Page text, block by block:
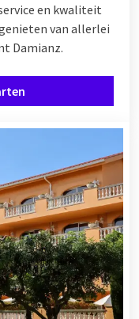
en kwaliteit
van allerlei
Damianz.